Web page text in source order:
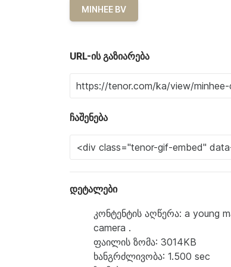
MINHEE BV
URL-ის გაზიარება
ჩაშენება
დეტალები
კონტენტის აღწერა: a young
camera .
ფაილის ზომა: 3014KB
ხანგრძლივობა: 1.500 sec